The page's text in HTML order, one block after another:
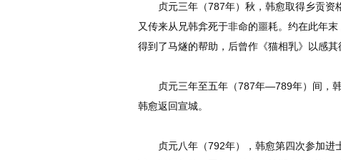
贞元三年（787年）秋，韩愈取得乡贡资
又传来从兄韩弇死于非命的噩耗。约在此年
得到了马燧的帮助，后曾作《猫相乳》以感其
贞元三年至五年（787年—789年）间，韩
韩愈返回宣城。
贞元八年（792年），韩愈第四次参加进